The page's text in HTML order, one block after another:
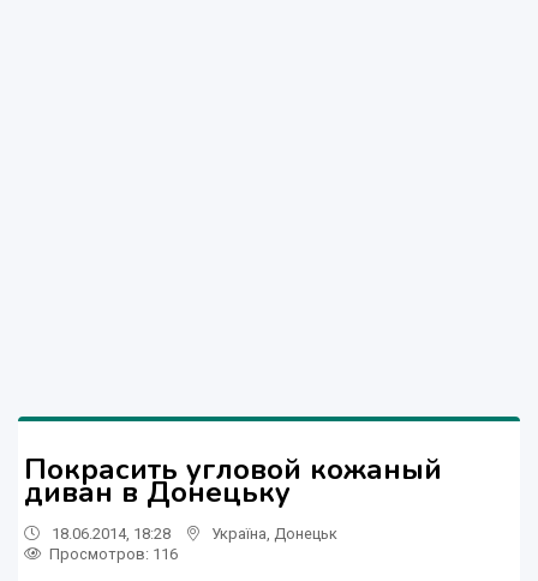
Покрасить угловой кожаный
диван в Донецьку
18.06.2014, 18:28 Україна Донецьк
Просмотров: 116